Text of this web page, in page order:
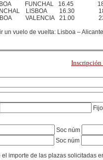
FUNCHAL 16.45
FUNCHAL LISBOA 16.30
VALENCIA 21.00
vuelo de vuelta: Lisboa –
Inscripción
Soc núm
Soc núm
importe de las plazas solicitadas